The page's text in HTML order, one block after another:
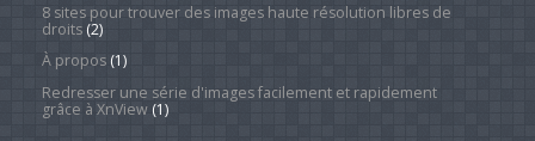
8 sites pour trouver des images haute résolution libres de
droits(2)
À propos(1)
Redresser une série d'images facilement et rapidement
grâce à XnView(1)